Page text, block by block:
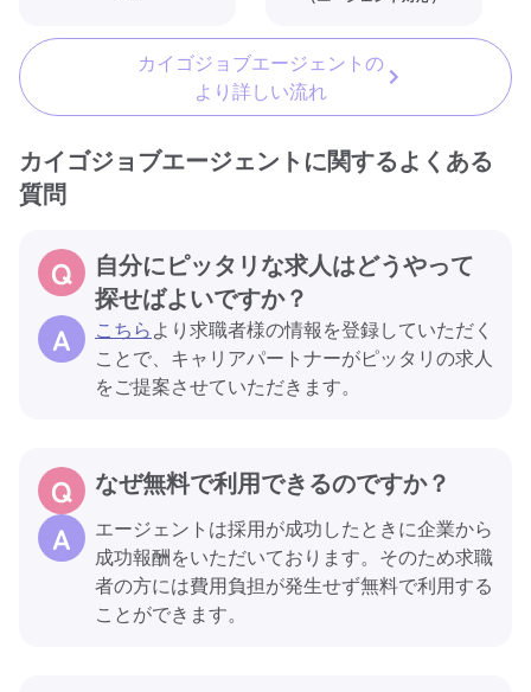
カイゴジョブエージェントの
より詳しい流れ
カイゴジョブエージェントに関するよくある
質問
自分にピッタリな求人はどうやって
探せばよいですか？
こちらより求職者様の情報を登録していただく
ことで、キャリアパートナーがピッタリの求人
をご提案させていただきます。
なぜ無料で利用できるのですか？
エージェントは採用が成功したときに企業から
成功報酬をいただいております。そのため求職
者の方には費用負担が発生せず無料で利用する
ことができます。